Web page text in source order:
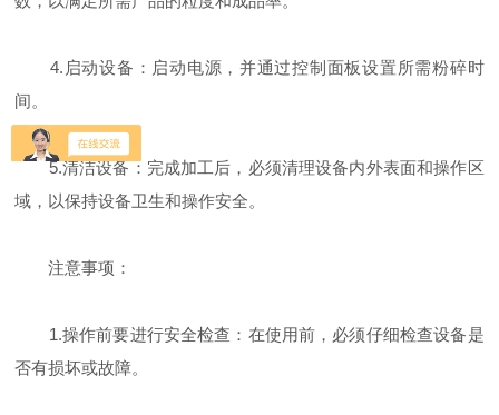
4.启动设备：启动电源，并通过控制面板设置所需粉碎时
间。
5.清洁设备：完成加工后，必须清理设备内外表面和操作区
域，以保持设备卫生和操作安全。
注意事项：
1.操作前要进行安全检查：在使用前，必须仔细检查设备是
否有损坏或故障。